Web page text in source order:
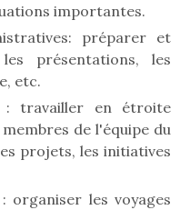
importantes.
préparer et
présentations, les
etc.
: travailler en étroite
de l'équipe du
projets, les initiatives
organiser les voyages